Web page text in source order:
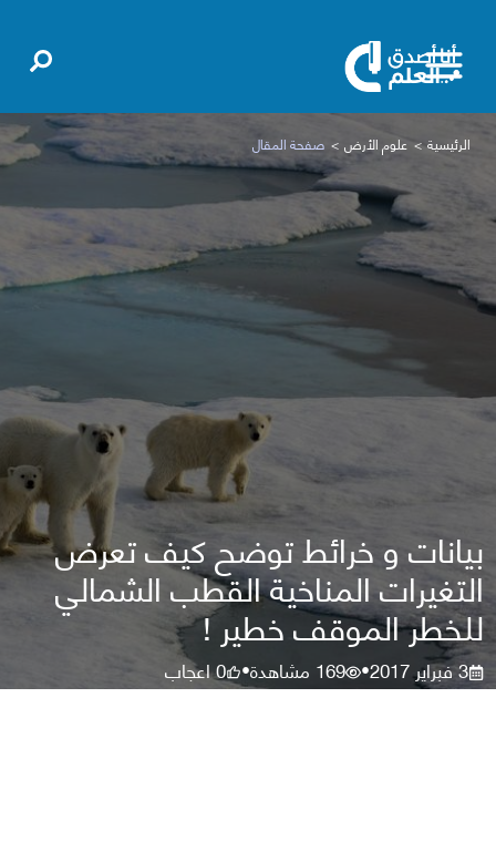
الرئيسية علوم الأرض صفحة المقال
بيانات و خرائط توضح كيف تعرض
التغيرات المناخية القطب الشمالي
للخطر الموقف خطير !
3 فبراير 2017 •
169 مشاهدة•
0اعجاب